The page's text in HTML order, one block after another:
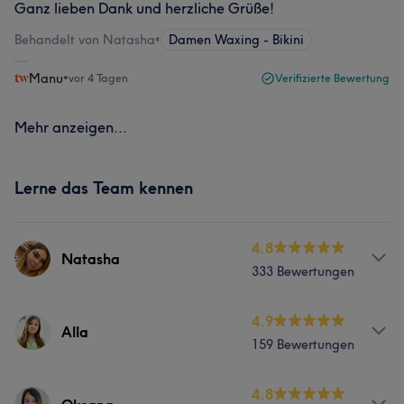
Ganz lieben Dank und herzliche Grüße!
Behandelt von Natasha• Damen Waxing - Bikini
Manu•vor 4 Tagen Verifizierte Bewertung
Mehr anzeigen...
Lerne das Team kennen
Natasha
4.8
333 Bewertungen
Services
Alla
4.9
159 Bewertungen
Services 4.8